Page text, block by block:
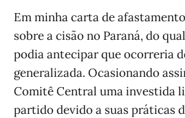
Em minha carta de
sobre a cisão no Paraná, do
podia antecipar que ocorreria
generalizada. Ocasionando
Comitê Central uma investida
partido devido a suas práticas